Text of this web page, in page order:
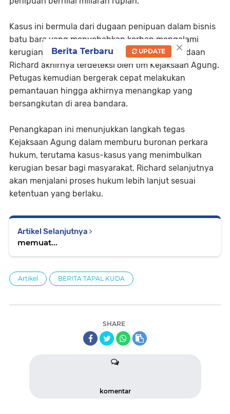
Kasus ini bermula dari dugaan penipuan dalam bisnis
batu bara yang menyebabkan korban mengalami
kerugian besar. Setelah sempat buron, keberadaan
Richard akhirnya terdeteksi oleh tim Kejaksaan Agung.
Petugas kemudian bergerak cepat melakukan
pemantauan hingga akhirnya menangkap yang
bersangkutan di area bandara.
Penangkapan ini menunjukkan langkah tegas
Kejaksaan Agung dalam memburu buronan perkara
hukum, terutama kasus-kasus yang menimbulkan
kerugian besar bagi masyarakat. Richard selanjutnya
akan menjalani proses hukum lebih lanjut sesuai
ketentuan yang berlaku.
Artikel Selanjutnya
memuat...
Artikel BERITA TAPAL KUDA
SHARE
komentar
×
Berita Terbaru UPDATE